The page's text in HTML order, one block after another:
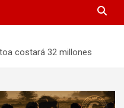
costará 32 millones